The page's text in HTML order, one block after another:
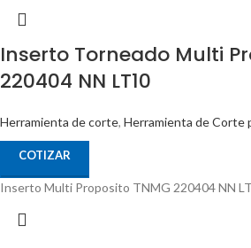
Inserto Torneado Multi
220404 NN LT10
Herramienta de corte, Herramienta de Corte
COTIZAR
Inserto Multi Proposito TNMG 220404 NN